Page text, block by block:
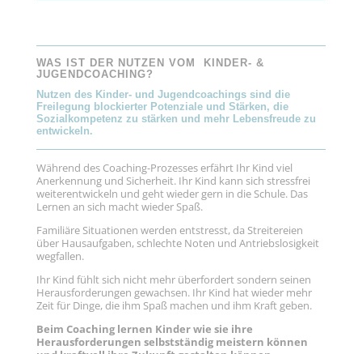
WAS IST DER NUTZEN VOM KINDER- &
JUGENDCOACHING?
Nutzen des Kinder- und Jugendcoachings sind die
Freilegung blockierter Potenziale und Stärken, die
Sozialkompetenz zu stärken und mehr Lebensfreude zu
entwickeln.
Während des Coaching-Prozesses erfährt Ihr Kind viel
Anerkennung und Sicherheit. Ihr Kind kann sich stressfrei
weiterentwickeln und geht wieder gern in die Schule. Das
Lernen an sich macht wieder Spaß.
Familiäre Situationen werden entstresst, da Streitereien
über Hausaufgaben, schlechte Noten und Antriebslosigkeit
wegfallen.
Ihr Kind fühlt sich nicht mehr überfordert sondern seinen
Herausforderungen gewachsen. Ihr Kind hat wieder mehr
Zeit für Dinge, die ihm Spaß machen und ihm Kraft geben.
Beim Coaching lernen Kinder wie sie ihre
Herausforderungen selbstständig meistern können